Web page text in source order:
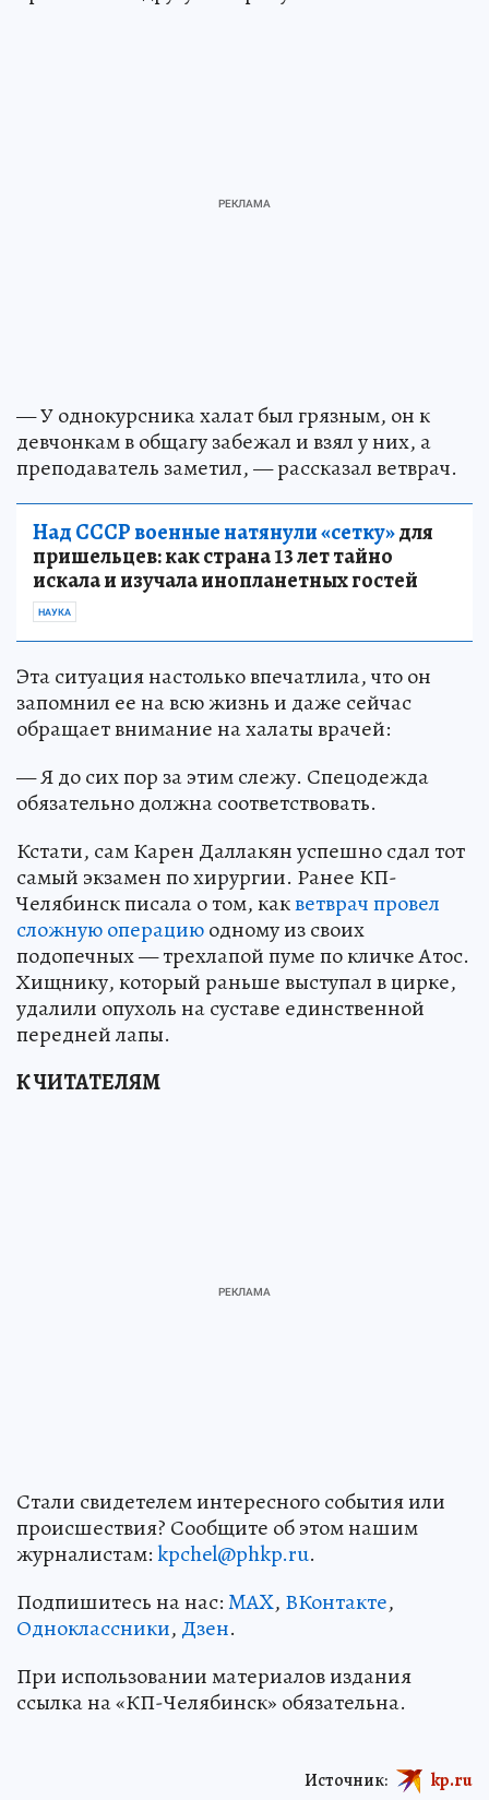
— У однокурсника халат был грязным, он к
девчонкам в общагу забежал и взял у них, а
преподаватель заметил, — рассказал ветврач.
Над СССР военные натянули «сетку»для
пришельцев: как страна 13 лет тайно
искала и изучала инопланетных гостей
НАУКА
Эта ситуация настолько впечатлила, что он
запомнил ее на всю жизнь и даже сейчас
обращает внимание на халаты врачей:
— Я до сих пор за этим слежу. Спецодежда
обязательно должна соответствовать.
Кстати, сам Карен Даллакян успешно сдал тот
самый экзамен по хирургии. Ранее КП-
Челябинск писала о том, какветврач провел
сложную операциюодному из своих
подопечных — трехлапой пуме по кличке Атос.
Хищнику, который раньше выступал в цирке,
удалили опухоль на суставе единственной
передней лапы.
К ЧИТАТЕЛЯМ
Стали свидетелем интересного события или
происшествия? Сообщите об этом нашим
журналистам:kpchel@phkp.ru.
Подпишитесь на нас:MAX, ВКонтакте,
Одноклассники, Дзен.
При использовании материалов издания
ссылка на «КП-Челябинск» обязательна.
Источник: kp.ru